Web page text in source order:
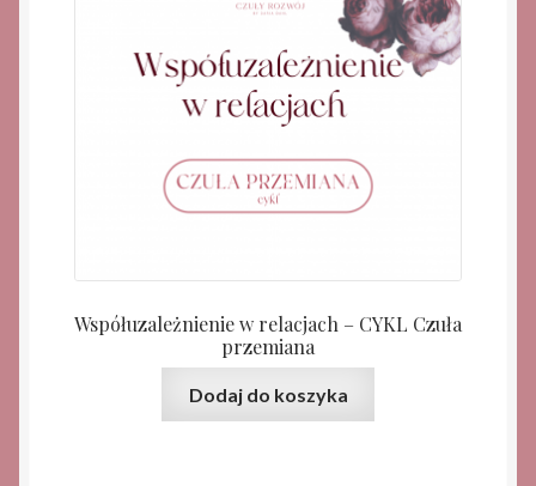
Współuzależnienie w relacjach – CYKL Czuła
przemiana
Dodaj do koszyka